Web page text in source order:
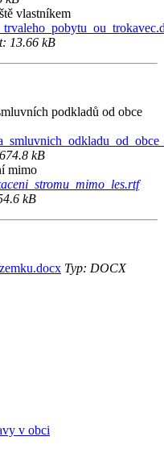
vlastníkem
13.66 kB
podkladů od obce
kB
mimo
kB
Typ: DOCX
v obci